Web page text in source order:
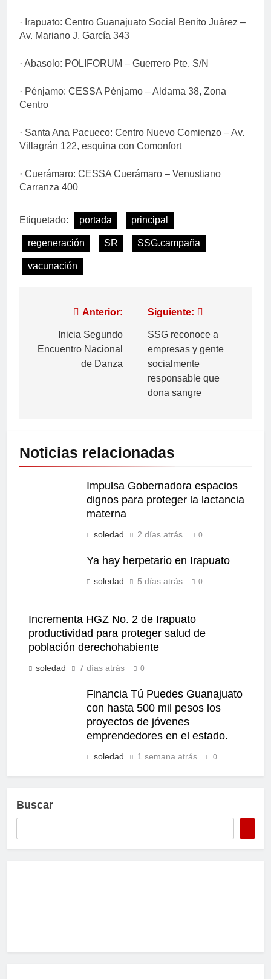
· Irapuato: Centro Guanajuato Social Benito Juárez –
Av. Mariano J. García 343
· Abasolo: POLIFORUM – Guerrero Pte. S/N
· Pénjamo: CESSA Pénjamo – Aldama 38, Zona
Centro
· Santa Ana Pacueco: Centro Nuevo Comienzo – Av.
Villagrán 122, esquina con Comonfort
· Cuerámaro: CESSA Cuerámaro – Venustiano
Carranza 400
Etiquetado: portada principal
regeneración SR SSG.campaña
vacunación
Anterior:
Inicia Segundo
Encuentro Nacional
de Danza
Siguiente:
SSG reconoce a
empresas y gente
socialmente
responsable que
dona sangre
Noticias relacionadas
Impulsa Gobernadora espacios
dignos para proteger la lactancia
materna
soledad 2 días atrás 0
Ya hay herpetario en Irapuato
soledad 5 días atrás 0
Incrementa HGZ No. 2 de Irapuato
productividad para proteger salud de
población derechohabiente
soledad 7 días atrás 0
Financia Tú Puedes Guanajuato
con hasta 500 mil pesos los
proyectos de jóvenes
emprendedores en el estado.
soledad 1 semana atrás 0
Buscar